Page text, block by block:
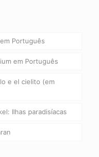
Português
em Português
e el cielito (em
Ilhas paradisíacas